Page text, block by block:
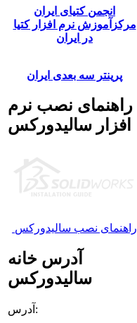
انجمن کتیای ایران
مرکزآموزش نرم افزار کتیا
در ایران
پرینتر سه بعدی ایران
راهنمای نصب نرم
افزار سالیدورکس
راهنمای نصب سالیدورکس
آدرس خانه
سالیدورکس
آدرس: